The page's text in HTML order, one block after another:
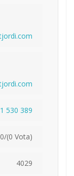
jordi.com
1 530 389
(0 Vota)
4029